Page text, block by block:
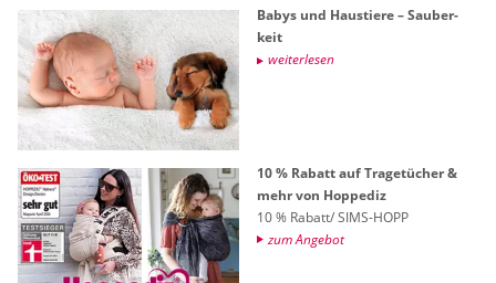
Babys und Haus­tie­re – Sau­ber­
keit
wei­ter­le­sen
10 % Ra­batt auf Tra­ge­tü­cher &
mehr von Hop­pe­diz
10 % Ra­batt/ SIMS-HOPP
zum An­ge­bot